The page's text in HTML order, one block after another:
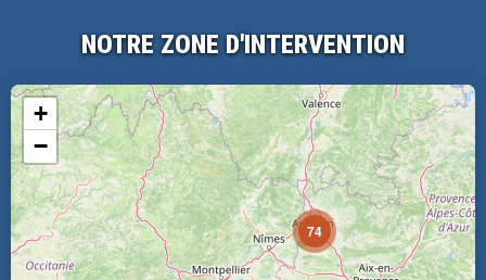
NOTRE ZONE D'INTERVENTION
74
+
−